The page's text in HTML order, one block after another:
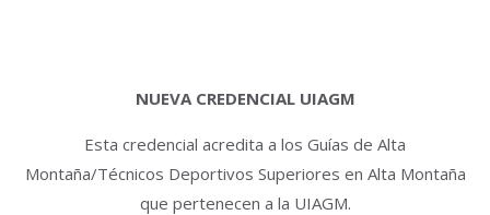
NUEVA CREDENCIAL UIAGM
Esta credencial acredita a los Guías de Alta
Montaña/Técnicos Deportivos Superiores en Alta Montaña
que pertenecen a la UIAGM.